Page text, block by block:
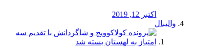
اکتبر 12, 2019
والیبال